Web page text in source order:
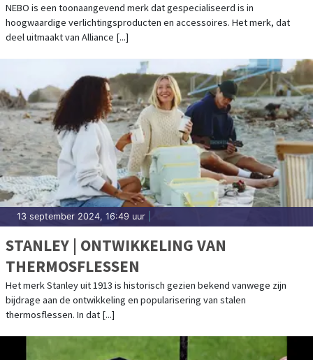
NEBO is een toonaangevend merk dat gespecialiseerd is in
hoogwaardige verlichtingsproducten en accessoires. Het merk, dat
deel uitmaakt van Alliance [...]
13 september 2024, 16:49 uur
STANLEY | ONTWIKKELING VAN
THERMOSFLESSEN
Het merk Stanley uit 1913 is historisch gezien bekend vanwege zijn
bijdrage aan de ontwikkeling en popularisering van stalen
thermosflessen. In dat [...]